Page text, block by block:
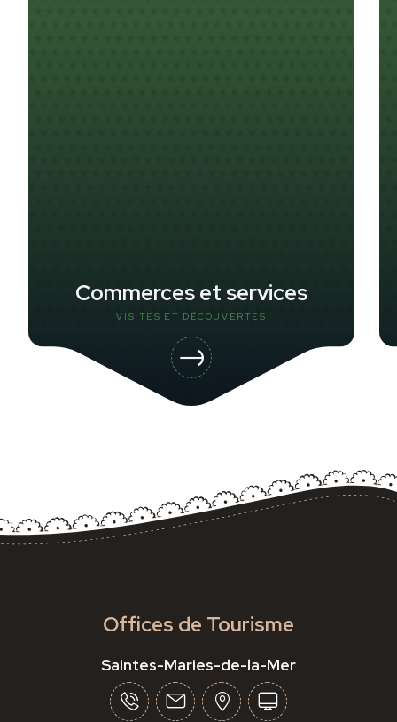
Commerces et services
VISITES ET DÉCOUVERTES
Offices de Tourisme
Saintes-Maries-de-la-Mer